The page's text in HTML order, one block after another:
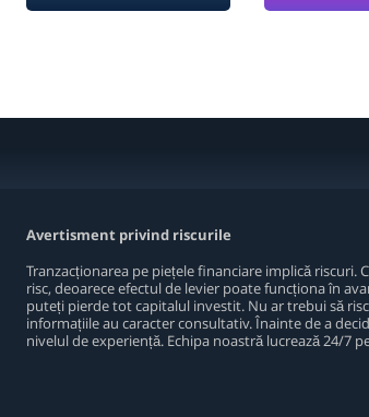
Avertisment privind riscurile
Tranzacționarea pe piețele financiare implică
risc, deoarece efectul de levier poate funcționa în
puteți pierde tot capitalul investit. Nu ar trebui să
informațiile au caracter consultativ. Înainte de a
nivelul de experiență. Echipa noastră lucrează 24/7